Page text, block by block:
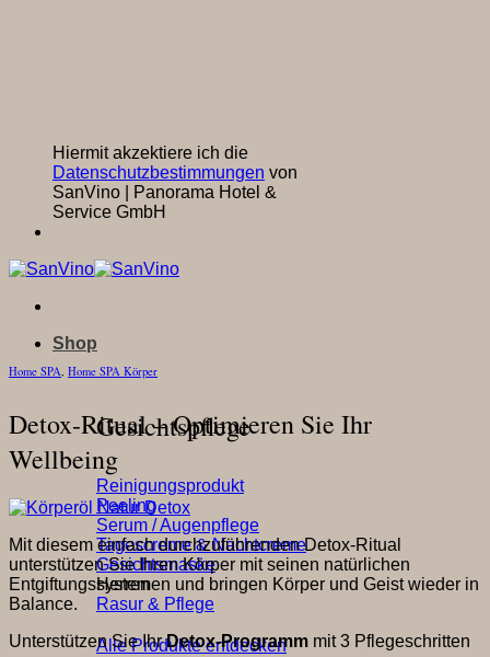
Hiermit akzektiere ich die
Datenschutzbestimmungen von
SanVino | Panorama Hotel &
Service GmbH
Shop
Gesichtspflege
Reinigungsprodukt
Peeling
Serum / Augenpflege
Tagescreme & Nachtcreme
Gesichtsmaske
Herren
Rasur & Pflege
Alle Produkte entdecken
Home SPA, Home SPA Körper
Detox-Ritual – Optimieren Sie Ihr
Wellbeing
Mit diesem einfach durchzuführenden Detox-Ritual
unterstützen Sie Ihren Körper mit seinen natürlichen
Entgiftungssystemen und bringen Körper und Geist wieder in
Balance.
Unterstützen Sie IhrDetox-Programm mit 3 Pflegeschritten